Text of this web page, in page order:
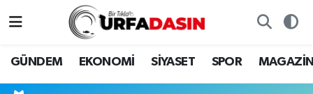
GÜNDEM EKONOMİ SİYASET SPOR
Nöbetçi Eczaneler